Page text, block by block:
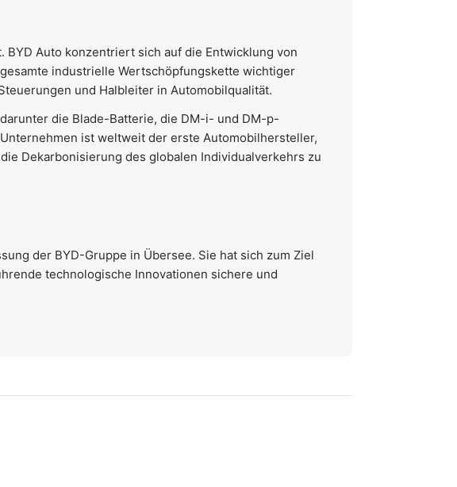
Auto konzentriert sich auf die Entwicklung von
industrielle Wertschöpfungskette wichtiger
und Halbleiter in Automobilqualität.
die Blade-Batterie, die DM-i- und DM-p-
ist weltweit der erste Automobilhersteller,
Dekarbonisierung des globalen Individualverkehrs zu
der BYD-Gruppe in Übersee. Sie hat sich zum Ziel
technologische Innovationen sichere und